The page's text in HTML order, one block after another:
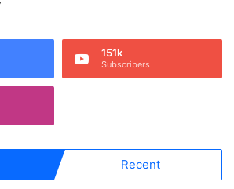
151k
Subscribers
Recent